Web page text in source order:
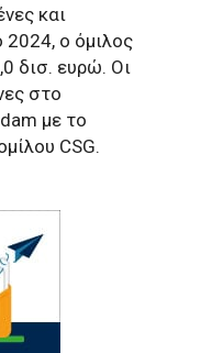
και
2024, ο όμιλος
δισ. ευρώ. Οι
στο
με το
CSG.